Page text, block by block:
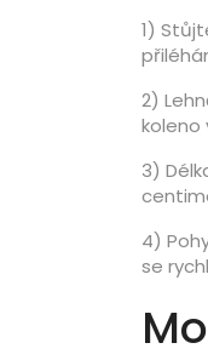
1)
2)
koleno
3)
4)
se